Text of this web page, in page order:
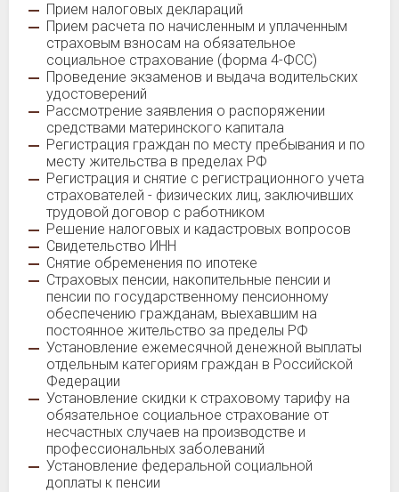
Прием налоговых деклараций
Прием расчета по начисленным и уплаченным
страховым взносам на обязательное
социальное страхование (форма 4-ФСС)
Проведение экзаменов и выдача водительских
удостоверений
Рассмотрение заявления о распоряжении
средствами материнского капитала
Регистрация граждан по месту пребывания и по
месту жительства в пределах РФ
Регистрация и снятие с регистрационного учета
страхователей - физических лиц, заключивших
трудовой договор с работником
Решение налоговых и кадастровых вопросов
Свидетельство ИНН
Снятие обременения по ипотеке
Страховых пенсии, накопительные пенсии и
пенсии по государственному пенсионному
обеспечению гражданам, выехавшим на
постоянное жительство за пределы РФ
Установление ежемесячной денежной выплаты
отдельным категориям граждан в Российской
Федерации
Установление скидки к страховому тарифу на
обязательное социальное страхование от
несчастных случаев на производстве и
профессиональных заболеваний
Установление федеральной социальной
доплаты к пенсии